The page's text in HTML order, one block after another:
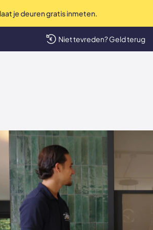
je deuren gratis inmeten.
Perfecte service tot in de puntjes